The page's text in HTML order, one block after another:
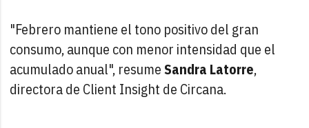
"Febrero mantiene el tono positivo del gran
consumo, aunque con menor intensidad que el
acumulado anual", resumeSandra Latorre,
directora de Client Insight de Circana.